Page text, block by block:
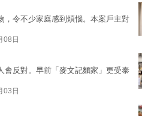
，令不少家庭感到煩惱。本案戶主對
08日
會反對。早前「麥文記麵家」更受泰
03日